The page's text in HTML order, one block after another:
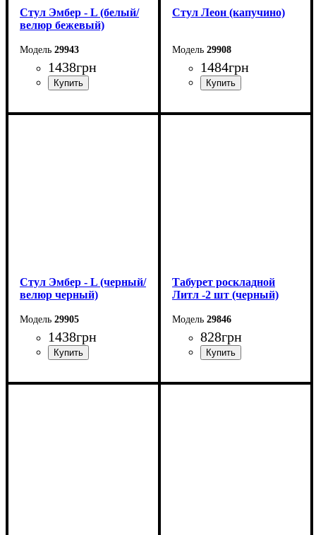
Стул Эмбер - L (белый/
велюр бежевый)
29943
1438грн
Ширина: 43 см
Стул Леон (капучино)
29908
1484грн
Ширина: 48 см
Стул Эмбер - L (черный/
велюр черный)
29905
1438грн
Ширина: 43 см
Табурет роскладной
Литл -2 шт (черный)
29846
828грн
Ширина: 33 см